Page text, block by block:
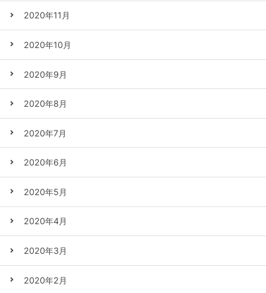
2020年11月
2020年10月
2020年9月
2020年8月
2020年7月
2020年6月
2020年5月
2020年4月
2020年3月
2020年2月